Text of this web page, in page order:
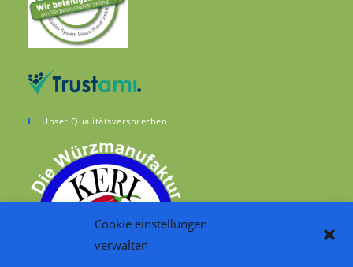
Cookie einstellungen
verwalten
Unser Qualitätsversprechen